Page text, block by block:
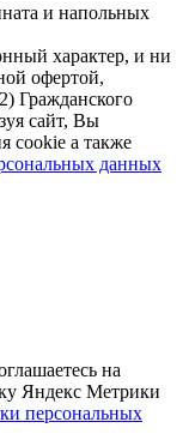
и напольных
характер, и ни
офертой,
Гражданского
сайт, Вы
cookie а также
данных
на
Яндекс Метрики
персональных